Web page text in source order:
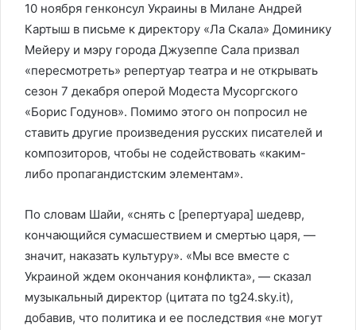
10 ноября генконсул Украины в Милане Андрей
Картыш в письме к директору «Ла Скала» Доминику
Мейеру и мэру города Джузеппе Сала призвал
«пересмотреть» репертуар театра и не открывать
сезон 7 декабря оперой Модеста Мусоргского
«Борис Годунов». Помимо этого он попросил не
ставить другие произведения русских писателей и
композиторов, чтобы не содействовать «каким-
либо пропагандистским элементам».
По словам Шайи, «снять с [репертуара] шедевр,
кончающийся сумасшествием и смертью царя, —
значит, наказать культуру». «Мы все вместе с
Украиной ждем окончания конфликта», — сказал
музыкальный директор (цитата по tg24.sky.it),
добавив, что политика и ее последствия «не могут